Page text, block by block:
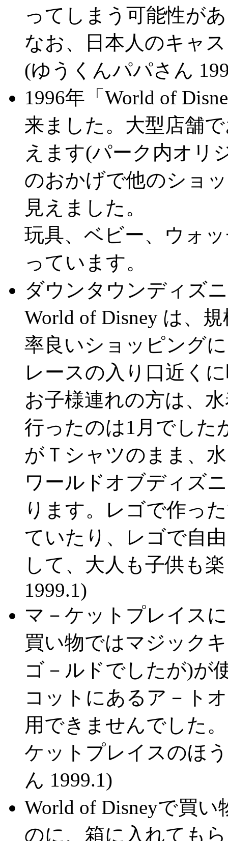
ってしまう可能性が
なお、日本人のキャ
(ゆうくんパパさん
1996年「World of
来ました。大型店舗
えます(パーク内オリ
のおかげで他のショ
見えました。
玩具、ベビー、ウォ
っています。
ダウンタウンディズ
World of Disney は、
率良いショッピング
レースの入り口近く
お子様連れの方は、
行ったのは1月でした
がＴシャツのまま、
ワールドオブディズ
ります。レゴで作っ
ていたり、レゴで自
して、大人も子供も
1999.1)
マ－ケットプレイス
買い物ではマジック
ゴ－ルドでしたが)が
コットにあるア－ト
用できませんでした
ケットプレイスのほ
ん 1999.1)
World of Disneyで買
のに、箱に入れても